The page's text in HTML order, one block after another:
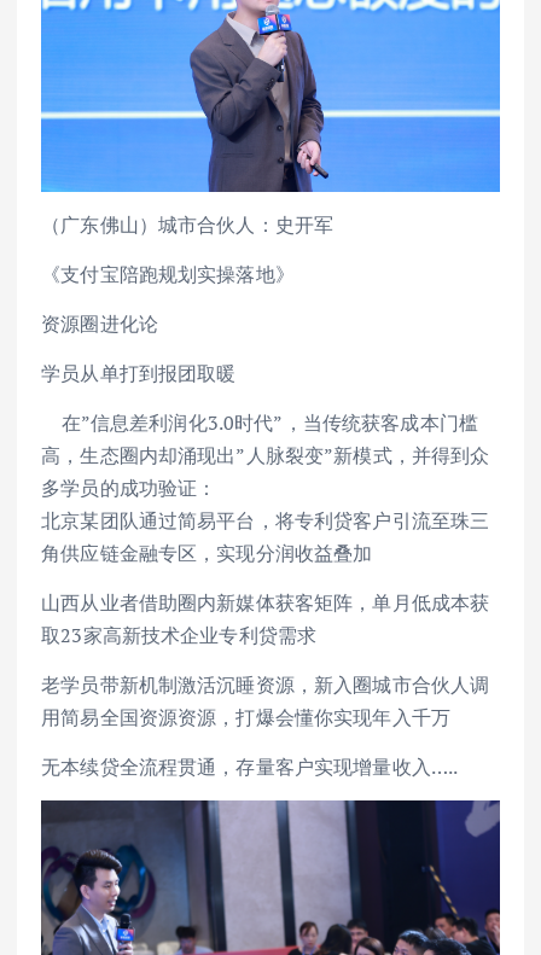
（广东佛山）城市合伙人：史开军
《支付宝陪跑规划实操落地》
资源圈进化论
学员从单打到报团取暖
在”信息差利润化3.0时代”，当传统获客成本门槛
高，生态圈内却涌现出”人脉裂变”新模式，并得到众
多学员的成功验证：
北京某团队通过简易平台，将专利贷客户引流至珠三
角供应链金融专区，实现分润收益叠加
山西从业者借助圈内新媒体获客矩阵，单月低成本获
取23家高新技术企业专利贷需求
老学员带新机制激活沉睡资源，新入圈城市合伙人调
用简易全国资源资源，打爆会懂你实现年入千万
无本续贷全流程贯通，存量客户实现增量收入…..